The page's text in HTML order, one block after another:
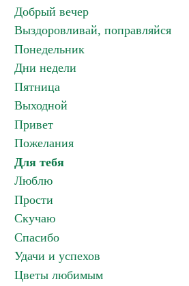
Добрый вечер
Выздоровливай, поправляйся
Понедельник
Дни недели
Пятница
Выходной
Привет
Пожелания
Для тебя
Люблю
Прости
Скучаю
Спасибо
Удачи и успехов
Цветы любимым